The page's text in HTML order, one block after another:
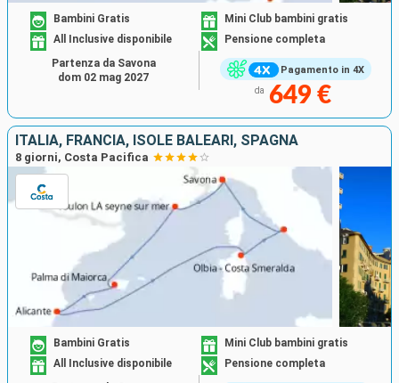
Pagamento in 4X
Bambini Gratis
Mini Club bambini gratis
All Inclusive disponibile
Pensione completa
da 649 €
Partenza da Savona
dom 02 mag 2027
ITALIA, FRANCIA, ISOLE BALEARI, SPAGNA
8 giorni, Costa Pacifica
Bambini Gratis
Mini Club bambini gratis
All Inclusive disponibile
Pensione completa